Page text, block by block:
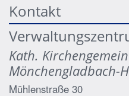
Kontakt
Kath.
Mönchengladbach-
Mühlenstraße 30